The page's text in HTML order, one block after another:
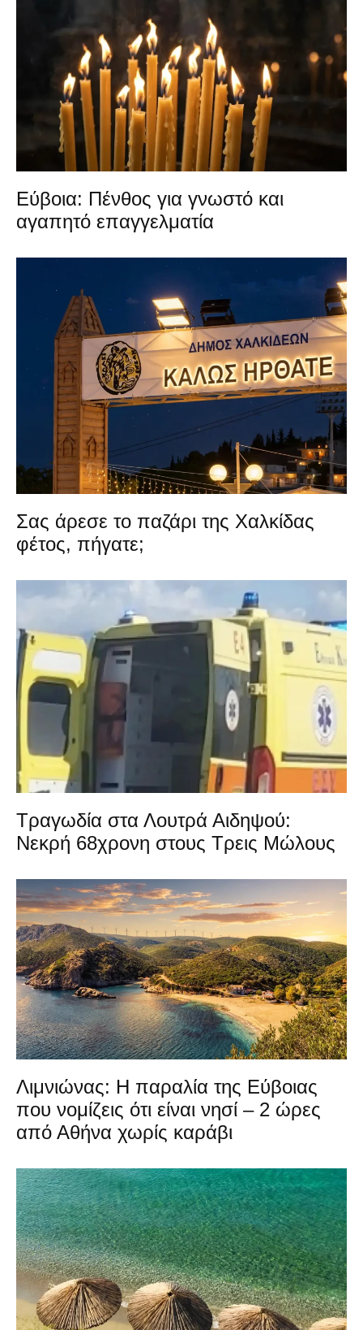
Εύβοια: Πένθος για γνωστό και
αγαπητό επαγγελματία
Σας άρεσε το παζάρι της Χαλκίδας
φέτος, πήγατε;
Τραγωδία στα Λουτρά Αιδηψού:
Νεκρή 68χρονη στους Τρεις Μώλους
Λιμνιώνας: Η παραλία της Εύβοιας
που νομίζεις ότι είναι νησί – 2 ώρες
από Αθήνα χωρίς καράβι